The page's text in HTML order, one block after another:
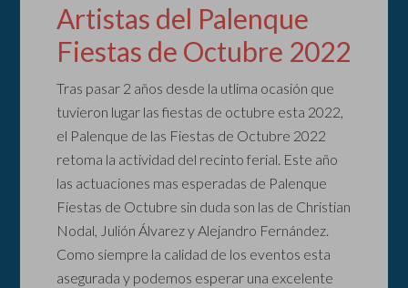
Artistas del Palenque
Fiestas de Octubre 2022
Tras pasar 2 años desde la utlima ocasión que
tuvieron lugar las fiestas de octubre esta 2022,
el Palenque de las Fiestas de Octubre 2022
retoma la actividad del recinto ferial. Este año
las actuaciones mas esperadas de Palenque
Fiestas de Octubre sin duda son las de Christian
Nodal, Julión Álvarez y Alejandro Fernández.
Como siempre la calidad de los eventos esta
asegurada y podemos esperar una excelente